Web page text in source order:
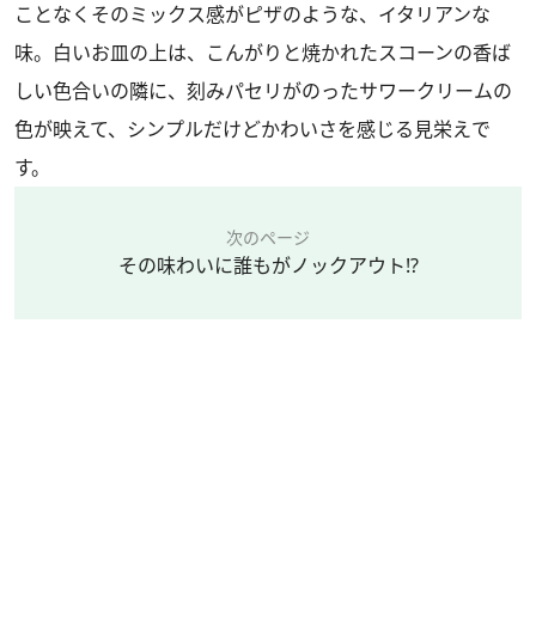
ことなくそのミックス感がピザのような、イタリアンな
味。白いお皿の上は、こんがりと焼かれたスコーンの香ば
しい色合いの隣に、刻みパセリがのったサワークリームの
色が映えて、シンプルだけどかわいさを感じる見栄えで
す。
次のページ
その味わいに誰もがノックアウト!?